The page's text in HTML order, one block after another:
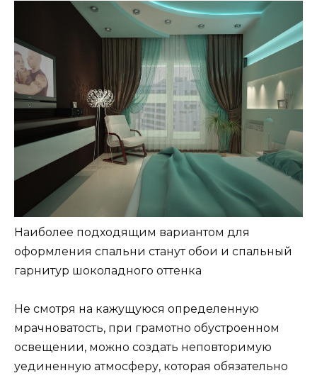
Наиболее подходящим вариантом для
оформления спальни станут обои и спальный
гарнитур шоколадного оттенка
Не смотря на кажущуюся определенную
мрачноватость, при грамотно обустроенном
освещении, можно создать неповторимую
уединенную атмосферу, которая обязательно